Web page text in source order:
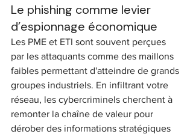
Le phishing comme levier
d’espionnage économique
Les PME et ETI sont souvent perçues
par les attaquants comme des maillons
faibles permettant d'atteindre de grands
groupes industriels. En infiltrant votre
réseau, les cybercriminels cherchent à
remonter la chaîne de valeur pour
dérober des informations stratégiques